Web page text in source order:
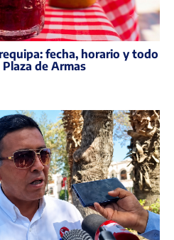
fecha, horario y todo
de Armas